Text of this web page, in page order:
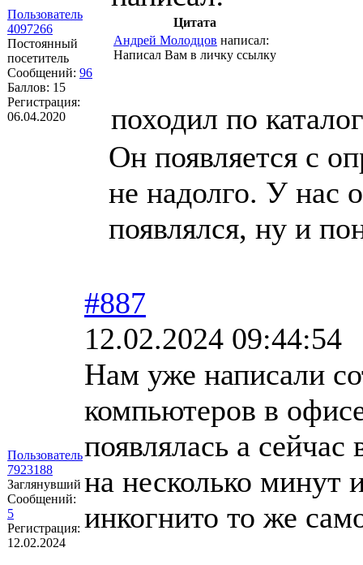
Пользователь
4097266
Постоянный
посетитель
Сообщений: 96
Баллов: 15
Регистрация:
06.04.2020
Цитата
Андрей Молодцов написал:
Написал Вам в личку ссылку
походил по
Он появляется с
не надолго. У нас
появлялся, ну и
Пользователь
7923188
Заглянувший
Сообщений:
5
Регистрация:
12.02.2024
#887
12.02.2024 09:44:54
Нам уже написали
компьютеров в
появлялась а
на несколько минут
инкогнито то же